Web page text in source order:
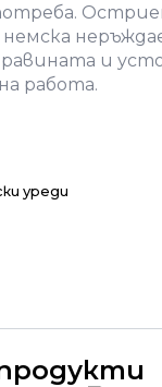
и
работа.
уреди